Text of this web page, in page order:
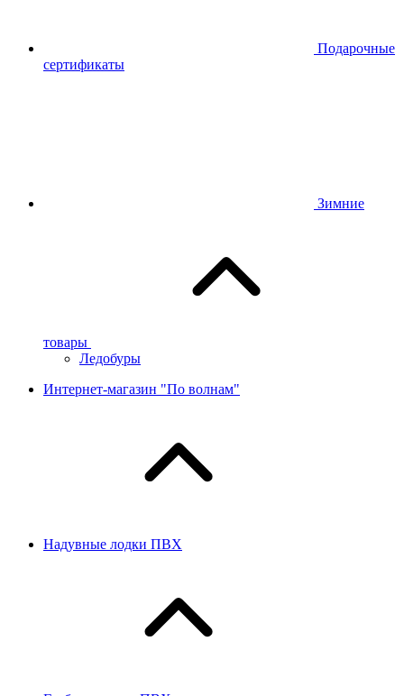
Подарочные
сертификаты
Зимние
товары
Ледобуры
Интернет-магазин "По волнам"
Надувные лодки ПВХ